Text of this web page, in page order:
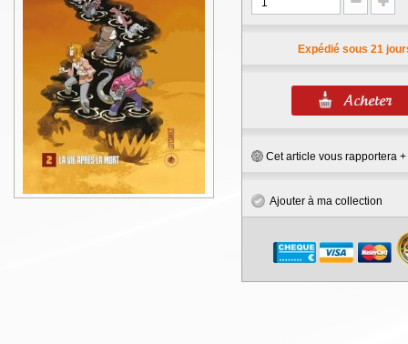
Expédié sous 21
Cet article vous rapportera +
Ajouter à ma collection